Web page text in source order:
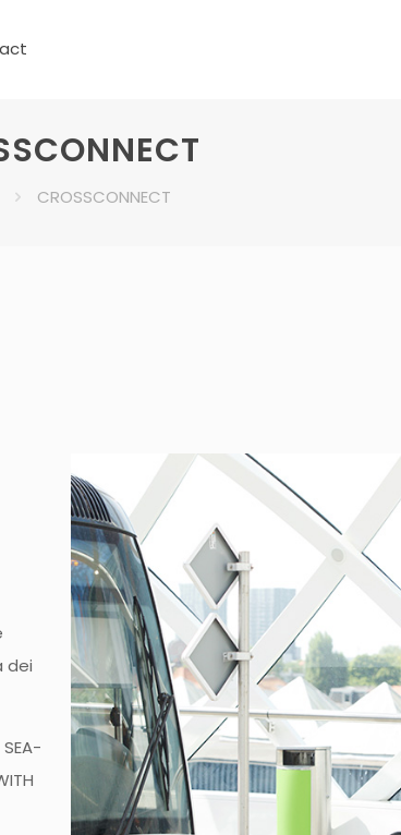
CROSSCONNECT
dei